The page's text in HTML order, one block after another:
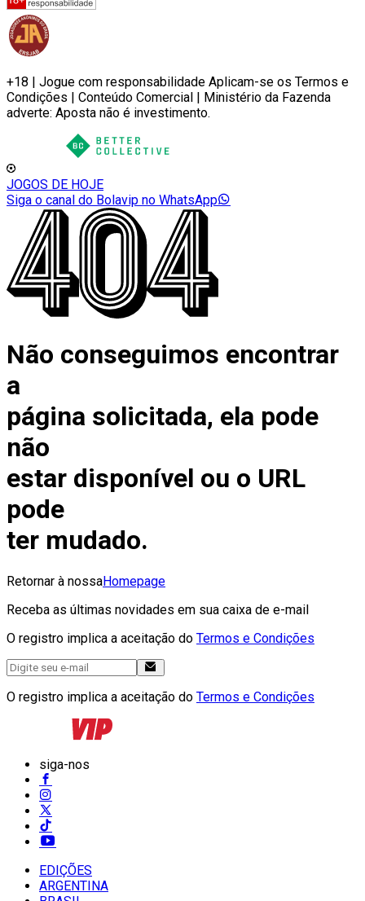
+18 | Jogue com responsabilidade Aplicam-se os Termos e
Condições | Conteúdo Comercial | Ministério da Fazenda
adverte: Aposta não é investimento.
JOGOS DE HOJE
Siga o canal do Bolavip no WhatsApp
Não conseguimos encontrar
a
página solicitada, ela pode
não
estar disponível ou o URL
pode
ter mudado.
Retornar à nossaHomepage
Receba as últimas novidades em sua caixa de e-mail
O registro implica a aceitação do Termos e Condições
O registro implica a aceitação do Termos e Condições
siga-nos
EDIÇÕES
ARGENTINA